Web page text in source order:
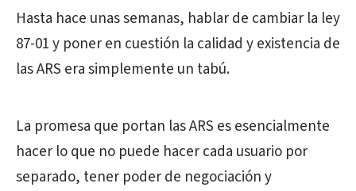
Hasta hace unas semanas, hablar de cambiar la ley
87-01 y poner en cuestión la calidad y existencia de
las ARS era simplemente un tabú.
La promesa que portan las ARS es esencialmente
hacer lo que no puede hacer cada usuario por
separado, tener poder de negociación y